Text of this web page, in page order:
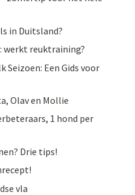
in Duitsland?
werkt reuktraining?
Seizoen: Een Gids voor
Olav en Mollie
1 hond per
Drie tips!
vla